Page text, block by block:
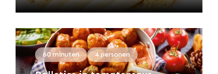
60 minuten 4 personen